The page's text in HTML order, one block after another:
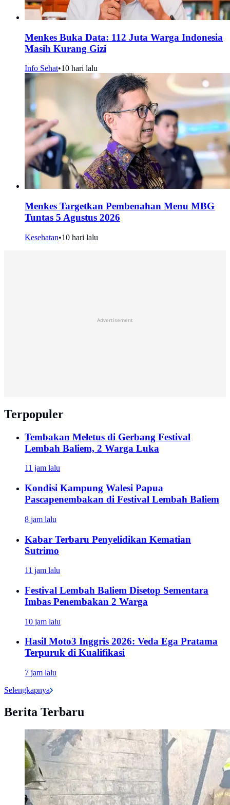
Menkes Buka Data: 112 Juta Warga Indonesia
Masih Kurang Gizi
Info Sehat•10 hari lalu
Menkes Targetkan Pembenahan Menu MBG
Tuntas 5 Agustus 2026
Kesehatan•10 hari lalu
Advertisement
Terpopuler
Tembakan Meletus di Gerbang Festival
Lembah Baliem, 2 Warga Luka
11 jam lalu
Kondisi Kampung Walesi Papua
Pascapenembakan di Festival Lembah Baliem
8 jam lalu
Kabar Terbaru Penyelidikan Kematian
Sutrimo
11 jam lalu
Festival Lembah Baliem Disetop Sementara
Imbas Penembakan 2 Warga
10 jam lalu
Hasil Moto3 Inggris 2026: Veda Ega Pratama
Terpuruk di Kualifikasi
7 jam lalu
Selengkapnya
Berita Terbaru